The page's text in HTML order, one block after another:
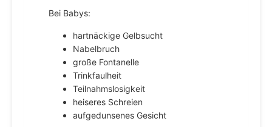
Bei Babys:
hartnäckige Gelbsucht
Nabelbruch
große Fontanelle
Trinkfaulheit
Teilnahmslosigkeit
heiseres Schreien
aufgedunsenes Gesicht